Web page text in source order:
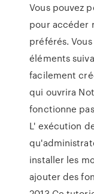
Vous pouvez
pour accéder
préférés.
éléments
facilement
qui ouvrira
fonctionne
L' exécution
installer les
ajouter des